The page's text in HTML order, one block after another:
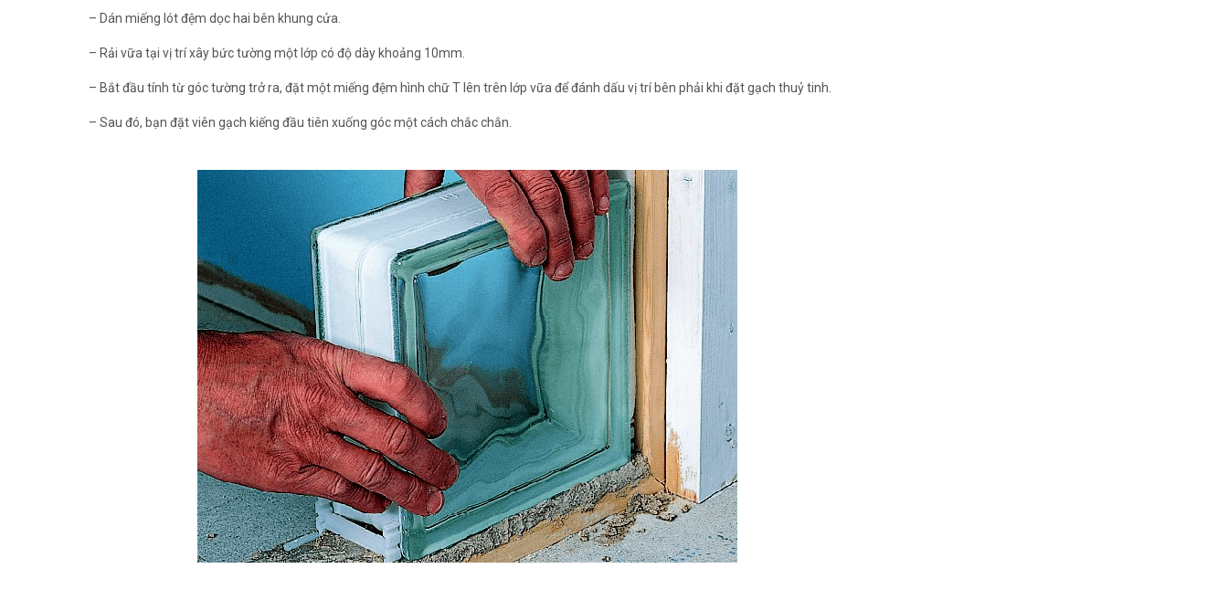
– Dán miếng lót đệm dọc hai bên khung cửa.
– Rải vữa tại vị trí xây bức tường một lớp có độ dày khoảng 10mm.
– Bắt đầu tính từ góc tường trở ra, đặt một miếng đệm hình chữ T lên trên lớp vữa để đánh dấu vị trí bên phải khi đặt gạch thuỷ tinh.
– Sau đó, bạn đặt viên gạch kiếng đầu tiên xuống góc một cách chắc chắn.